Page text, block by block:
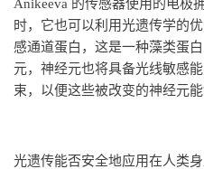
Anikeeva 的传感器使用的电极
时，它也可以利用光遗传学的
感通道蛋白，这是一种藻类蛋
元，神经元也将具备光线敏感
束，以便这些被改变的神经元能
光遗传能否安全地应用在人类